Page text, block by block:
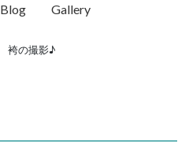
Blog Gallery
袴の撮影♪